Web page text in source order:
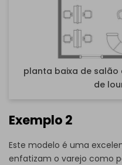
planta baixa de salão
de
Exemplo 2
Este modelo é uma
enfatizam o varejo como